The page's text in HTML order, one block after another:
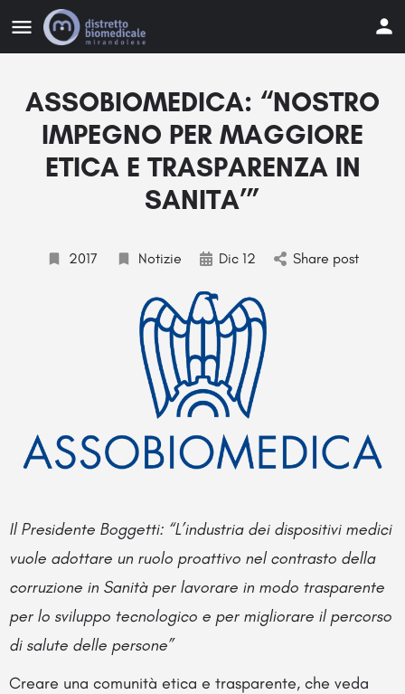
ASSOBIOMEDICA: “NOSTRO
IMPEGNO PER MAGGIORE
ETICA E TRASPARENZA IN
SANITA’”
2017 Notizie Dic 12 Share post
Il Presidente Boggetti: “L’industria dei dispositivi medici
vuole adottare un ruolo proattivo nel contrasto della
corruzione in Sanità per lavorare in modo trasparente
per lo sviluppo tecnologico e per migliorare il percorso
di salute delle persone”
Creare una comunità etica e trasparente, che veda